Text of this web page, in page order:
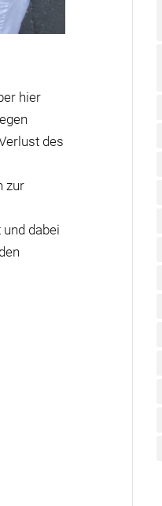
hier
des
zur
dabei